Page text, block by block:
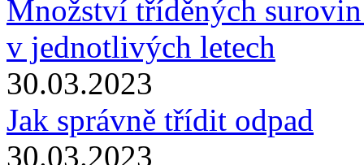
Množství tříděných
v jednotlivých letech
30.03.2023
Jak správně třídit odpad
30.03.2023